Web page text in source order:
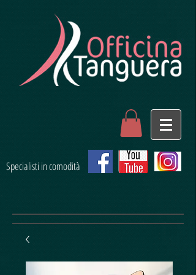
Specialisti in comodità